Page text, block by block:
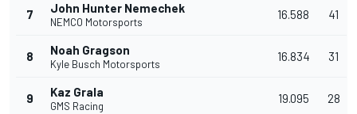
7 John Hunter Nemechek
NEMCO Motorsports
16.588 41
8 Noah Gragson
Kyle Busch Motorsports
16.834 31
9 Kaz Grala
GMS Racing
19.095 28